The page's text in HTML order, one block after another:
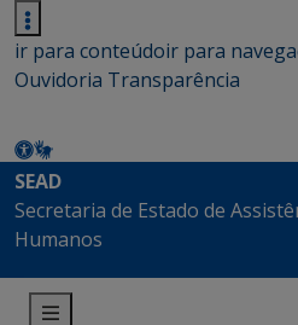
ir para conteúdoir para
Ouvidoria Transparência
SEAD
Secretaria de Estado de
Humanos